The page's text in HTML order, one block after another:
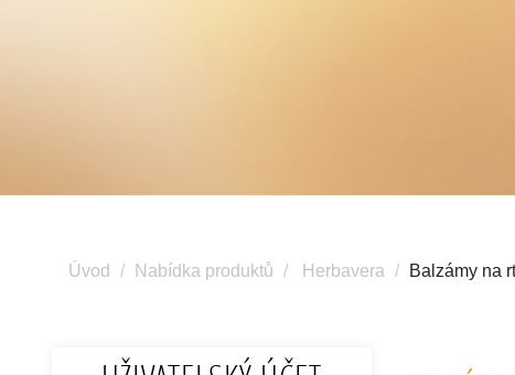
Úvod Nabídka produktů Herbavera Balzámy na